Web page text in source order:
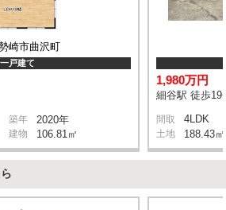
崎市曲沢町
戸建て
築年 2020年
建物 106.81㎡
1,980万円
細谷駅 徒歩19
間取 4LDK
土地 188.43㎡